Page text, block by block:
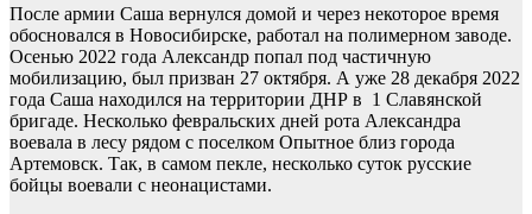
После армии Саша вернулся домой и через некоторое время
обосновался в Новосибирске, работал на полимерном заводе.
Осенью 2022 года Александр попал под частичную
мобилизацию, был призван 27 октября. А уже 28 декабря 2022
года Саша находился на территории ДНР в 1 Славянской
бригаде. Несколько февральских дней рота Александра
воевала в лесу рядом с поселком Опытное близ города
Артемовск. Так, в самом пекле, несколько суток русские
бойцы воевали с неонацистами.